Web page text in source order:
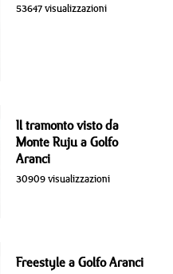
53647 visualizzazioni
Il tramonto visto da
Monte Ruju a Golfo
Aranci
30909 visualizzazioni
Freestyle a Golfo Aranci